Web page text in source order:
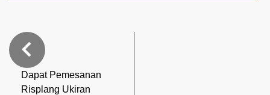
Dapat Pemesanan
Risplang Ukiran